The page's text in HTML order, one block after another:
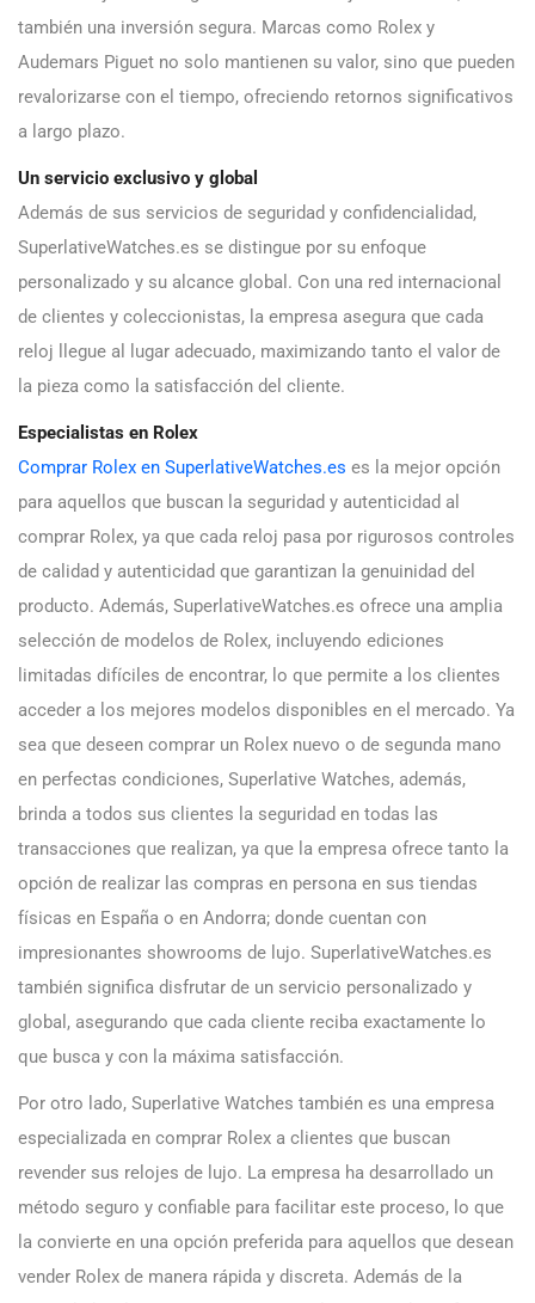
también una inversión segura. Marcas como Rolex y
Audemars Piguet no solo mantienen su valor, sino que pueden
revalorizarse con el tiempo, ofreciendo retornos significativos
a largo plazo.
Un servicio exclusivo y global
Además de sus servicios de seguridad y confidencialidad,
SuperlativeWatches.es se distingue por su enfoque
personalizado y su alcance global. Con una red internacional
de clientes y coleccionistas, la empresa asegura que cada
reloj llegue al lugar adecuado, maximizando tanto el valor de
la pieza como la satisfacción del cliente.
Especialistas en Rolex
Comprar Rolex en SuperlativeWatches.es es la mejor opción
para aquellos que buscan la seguridad y autenticidad al
comprar Rolex, ya que cada reloj pasa por rigurosos controles
de calidad y autenticidad que garantizan la genuinidad del
producto. Además, SuperlativeWatches.es ofrece una amplia
selección de modelos de Rolex, incluyendo ediciones
limitadas difíciles de encontrar, lo que permite a los clientes
acceder a los mejores modelos disponibles en el mercado. Ya
sea que deseen comprar un Rolex nuevo o de segunda mano
en perfectas condiciones, Superlative Watches, además,
brinda a todos sus clientes la seguridad en todas las
transacciones que realizan, ya que la empresa ofrece tanto la
opción de realizar las compras en persona en sus tiendas
físicas en España o en Andorra; donde cuentan con
impresionantes showrooms de lujo. SuperlativeWatches.es
también significa disfrutar de un servicio personalizado y
global, asegurando que cada cliente reciba exactamente lo
que busca y con la máxima satisfacción.
Por otro lado, Superlative Watches también es una empresa
especializada en comprar Rolex a clientes que buscan
revender sus relojes de lujo. La empresa ha desarrollado un
método seguro y confiable para facilitar este proceso, lo que
la convierte en una opción preferida para aquellos que desean
vender Rolex de manera rápida y discreta. Además de la